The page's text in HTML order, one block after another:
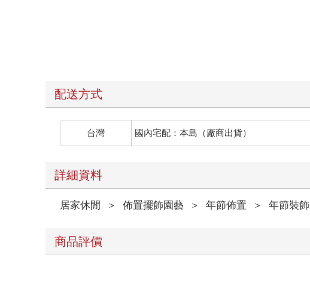
配送方式
台灣 國內宅配：本島（廠商出貨）
詳細資料
居家休閒 ＞ 佈置擺飾園藝 ＞ 年節佈置 ＞ 年節裝飾
商品評價